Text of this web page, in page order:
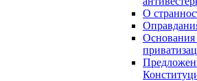
О
Основания